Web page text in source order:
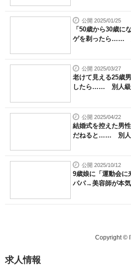
公開 2025/01/25
「50歳から30歳
ゲを剃ったら……
公開 2025/03/27
老けて見える25歳
したら…… 別人級
公開 2025/04/22
結婚式を控えた男
だねると…… 別人
公開 2025/10/12
9歳娘に「運動会に
パパ→美容師が本
Copyright ©
求人情報